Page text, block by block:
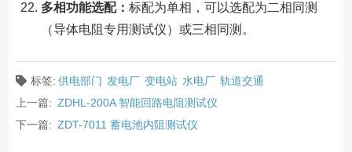
多相功能选配： 标配为单相，可以选配为二相同测
（导体电阻专用测试仪）或三相同测。
标签: 供电部门 发电厂 变电站 水电厂 轨道交通
上一篇: ZDHL-200A 智能回路电阻测试仪
下一篇: ZDT-7011 蓄电池内阻测试仪